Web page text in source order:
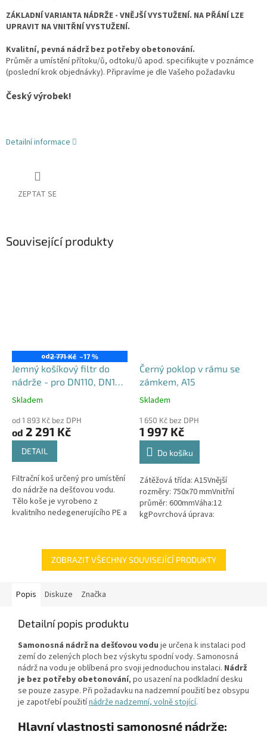
ZÁKLADNÍ VARIANTA NÁDRŽE - VNĚJŠÍ VYSTUŽENÍ. NA PŘÁNÍ LZE
UPRAVIT NA VNITŘNÍ VYSTUŽENÍ.
Kvalitní, pevná nádrž bez potřeby obetonování.
Průměr a umístění přítoku/ů, odtoku/ů apod. specifikujte v poznámce
(poslední krok objednávky). Připravíme je dle Vašeho požadavku
Český výrobek!
Detailní informace
ZEPTAT SE
Související produkty
od2 771 Kč –17 %
Jemný košíkový filtr do
nádrže - pro DN110, DN125
i DN160
Průměrné
produktu
je
hvězdiček.
Skladem
od 1 893 Kč bez DPH
od 2 291 Kč
DETAIL
Filtrační koš určený pro umístění
do nádrže na dešťovou vodu.
Tělo koše je vyrobeno z
kvalitního nedegenerujícího PE a
Černý poklop v rámu se
zámkem, A15
Průměrné
produktu
je
4,5
hvězdiček.
Skladem
1 650 Kč bez DPH
1 997 Kč
Do košíku
Zátěžová třída: A15Vnější
rozměry: 750x70 mmVnitřní
průměr: 600mmVáha:12
kgPovrchová úprava:
vybaven 2 šrouby pro...
ZOBRAZIT VŠECHNY SOUVISEJÍCÍ PRODUKTY
Popis Diskuze Značka
Detailní popis produktu
Samonosná nádrž na dešťovou vodu je určena k instalaci pod
zemí do zelených ploch bez výskytu spodní vody. Samonosná
nádrž na vodu je oblíbená pro svoji jednoduchou instalaci. Nádrž
je bez potřeby obetonování, po usazení na podkladní desku
se pouze zasype. Při požadavku na nadzemní použití bez obsypu
je zapotřebí použitínádrže nadzemní, volně stojící.
Hlavní vlastnosti samonosné nádrže: